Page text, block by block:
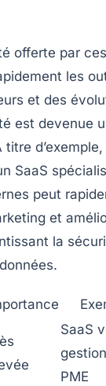
offerte par
les
et des
est devenue
SaaS
peut
et
la
SaaS
PME